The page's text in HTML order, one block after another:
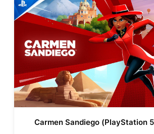
Carmen Sandiego (PlayStation